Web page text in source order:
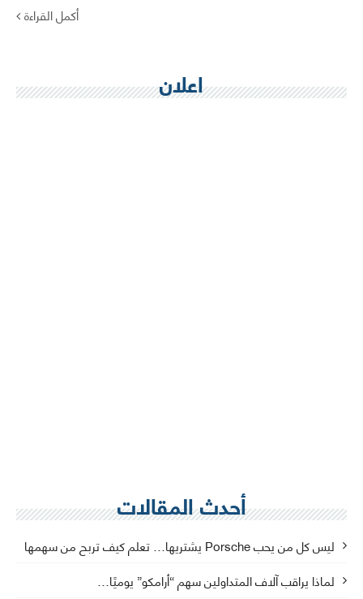
أكمل القراءة
اعلان
أحدث المقالات
ليس كل من يحب Porsche يشتريها… تعلم كيف تربح من سهمها
لماذا يراقب آلاف المتداولين سهم “أرامكو” يوميًا…